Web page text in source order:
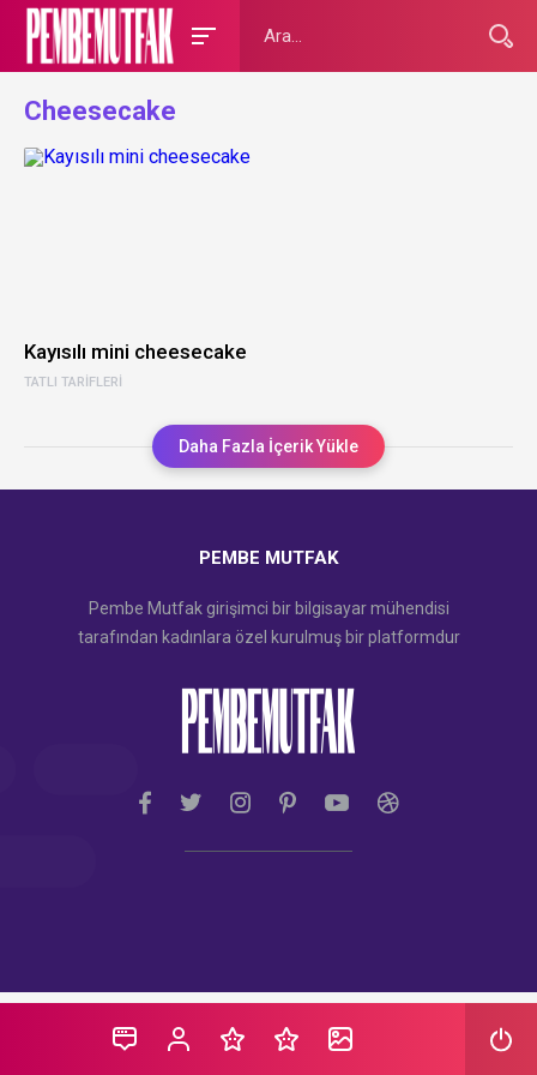
Cheesecake
TATLI TARIFLERI
Kayısılı mini cheesecake
Daha Fazla İçerik Yükle
PEMBE MUTFAK
Pembe Mutfak girişimci bir bilgisayar mühendisi
tarafından kadınlara özel kurulmuş bir platformdur